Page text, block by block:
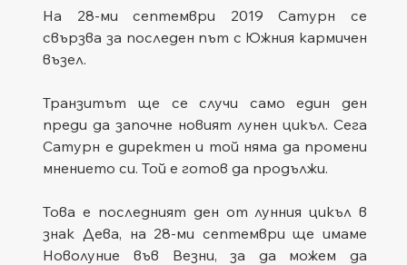
На 28-ми септември 2019 Сатурн се
свързва за последен път с Южния кармичен
възел.
Транзитът ще се случи само един ден
преди да започне новият лунен цикъл. Сега
Сатурн е директен и той няма да промени
мнението си. Той е готов да продължи.
Това е последният ден от лунния цикъл в
знак Дева, на 28-ми септември ще имаме
Новолуние във Везни, за да можем да